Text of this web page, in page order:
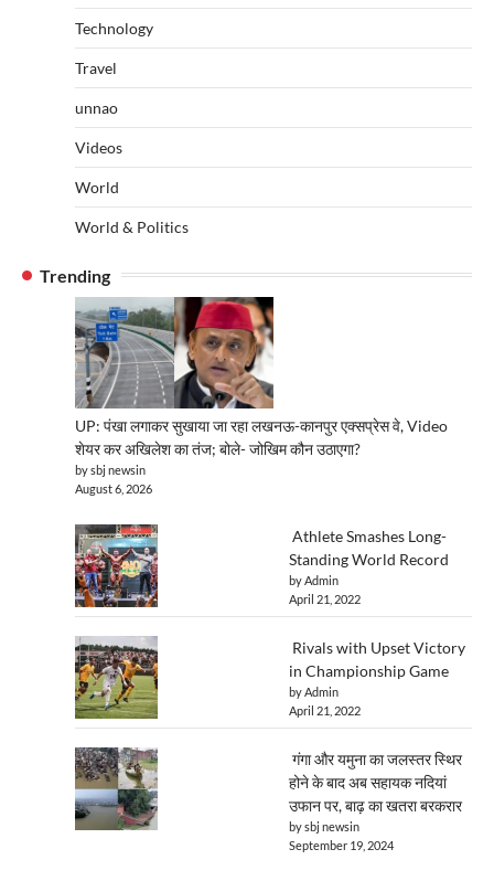
Technology
Travel
unnao
Videos
World
World & Politics
Trending
UP: पंखा लगाकर सुखाया जा रहा लखनऊ-कानपुर एक्सप्रेस वे, Video
शेयर कर अखिलेश का तंज; बोले- जोखिम कौन उठाएगा?
by sbj newsin
August 6, 2026
Athlete Smashes Long-
Standing World Record
by Admin
April 21, 2022
Rivals with Upset Victory
in Championship Game
by Admin
April 21, 2022
गंगा और यमुना का जलस्तर स्थिर
होने के बाद अब सहायक नदियां
उफान पर, बाढ़ का खतरा बरकरार
by sbj newsin
September 19, 2024